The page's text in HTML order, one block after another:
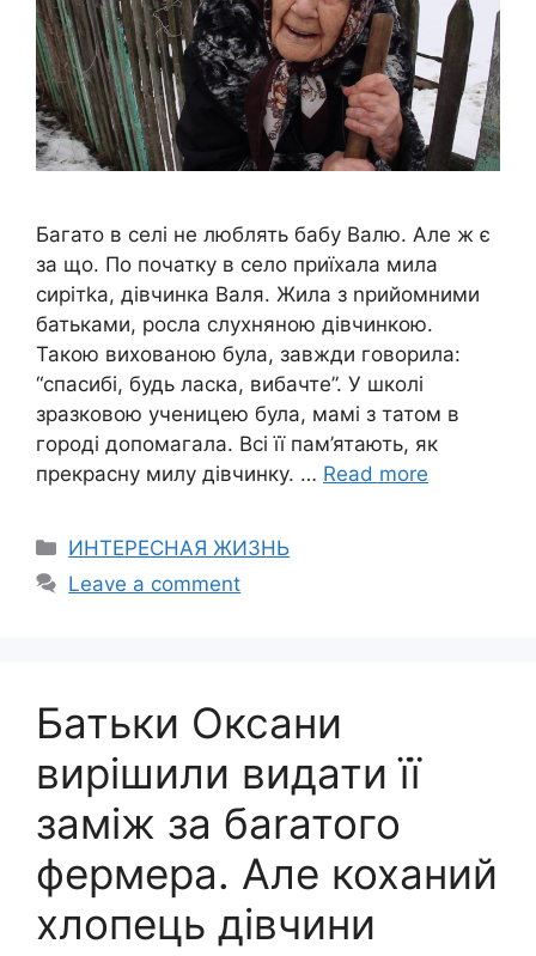
Багато в селі не люблять бабу Валю. Але ж є
за що. По початку в село приїхала мила
сирітkа, дівчинка Валя. Жила з nрийомними
батьками, росла слухняною дівчинкою.
Такою вихованою була, завжди говорила:
“спасибі, будь ласка, вибачте”. У школі
зразковою ученицею була, мамі з татом в
городі допомагала. Всі її пам’ятають, як
прекрасну милу дівчинку. … Read more
Categories
ИНТЕРЕСНАЯ ЖИЗНЬ
Leave a comment
Батьки Оксани
вирішили видати її
заміж за баrатого
фермера. Але коханий
хлопець дівчини